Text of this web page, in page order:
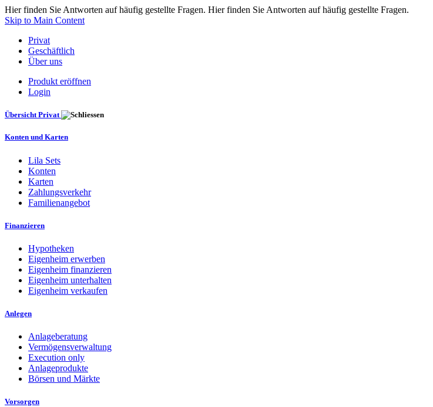
Hier finden Sie Antworten auf häufig gestellte Fragen. Hier finden Sie Antworten auf häufig gestellte Fragen.
Skip to Main Content
Privat
Geschäftlich
Über uns
Produkt eröffnen
Login
Übersicht Privat
Konten und Karten
Lila Sets
Konten
Karten
Zahlungsverkehr
Familienangebot
Finanzieren
Hypotheken
Eigenheim erwerben
Eigenheim finanzieren
Eigenheim unterhalten
Eigenheim verkaufen
Anlegen
Anlageberatung
Vermögensverwaltung
Execution only
Anlageprodukte
Börsen und Märkte
Vorsorgen